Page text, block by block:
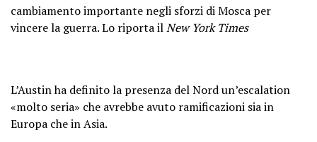
cambiamento importante negli sforzi di Mosca per
vincere la guerra. Lo riporta ilNew York Times
L’Austin ha definito la presenza del Nord un’escalation
«molto seria» che avrebbe avuto ramificazioni sia in
Europa che in Asia.